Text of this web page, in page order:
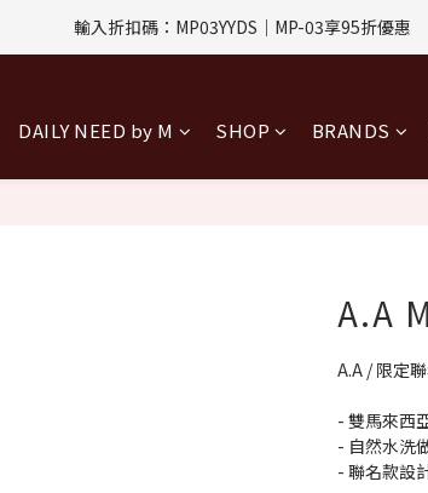
評價回饋｜訂單完成後7天內填寫5字以上評價，即可獲得
指定付款方式｜即享2%回饋(信用卡、APPLE PAY、LINE
DAILY NEED by M SHOP BRANDS
A.A
A.A / 限定
- 雙馬來西
- 自然水洗
- 聯名款設